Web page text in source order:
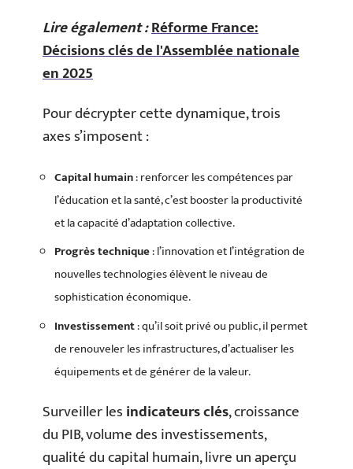
Lire également :Réforme France:
Décisions clés de l'Assemblée nationale
en 2025
Pour décrypter cette dynamique, trois
axes s’imposent :
Capital humain: renforcer les compétences par
l’éducation et la santé, c’est booster la productivité
et la capacité d’adaptation collective.
Progrès technique: l’innovation et l’intégration de
nouvelles technologies élèvent le niveau de
sophistication économique.
Investissement: qu’il soit privé ou public, il permet
de renouveler les infrastructures, d’actualiser les
équipements et de générer de la valeur.
Surveiller lesindicateurs clés, croissance
du PIB, volume des investissements,
qualité du capital humain, livre un aperçu